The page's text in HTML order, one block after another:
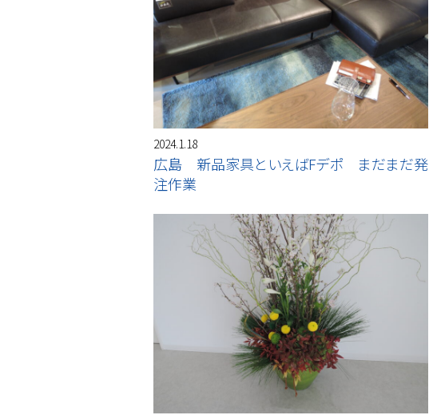
2024.1.18
広島 新品家具といえばFデポ まだまだ発
注作業